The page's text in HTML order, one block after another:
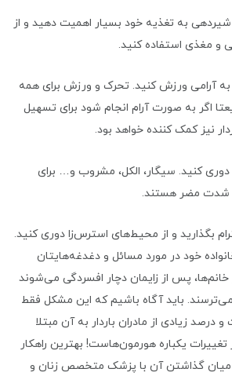
به تغذیه خود بسیار اهمیت دهید و از
و مغذی استفاده کنید.
آرامی ورزش کنید. تحرک و ورزش برای همه
اگر به صورت آرام انجام شود برای تسهیل
نیز کمک کننده خواهد بود.
دوری کنید. سیگار، الکل، مشروب و… برای
شدت مضر هستند.
بگذارید و از محیط‌های استرس‌زا دوری کنید.
خود در مورد مسائل و دغدغه‌هایتان
پس از زایمان دچار افسردگی می‌شوند
می‌ترسند. باید آگاه باشیم که این مشکل فقط
زیادی از مادران باردار به آن مبتلا
یکباره هورمون‌هاست! بهترین راهکار
میان گذاشتن آن با پزشک متخصص زنان و